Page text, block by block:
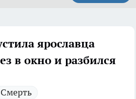
ярославца
в окно и разбился
Смерть